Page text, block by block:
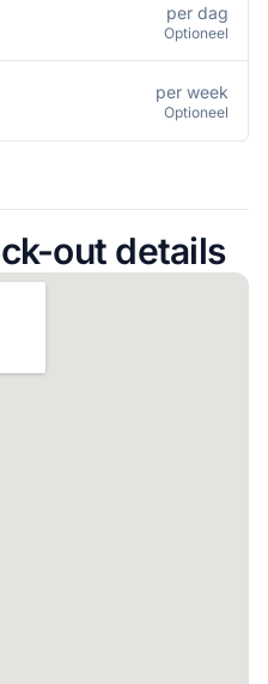
per dag
Optioneel
per week
Optioneel
out details